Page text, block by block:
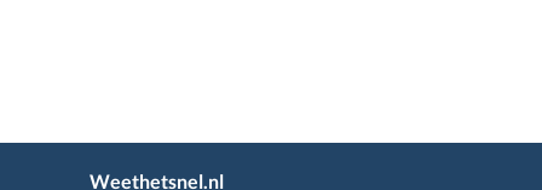
Weethetsnel.nl